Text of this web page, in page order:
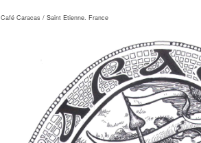
Café Caracas / Saint Etienne. France